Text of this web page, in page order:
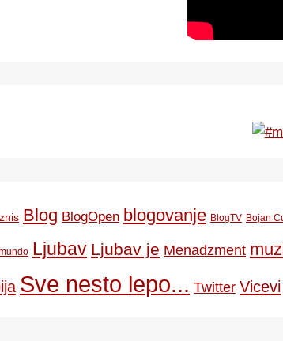
Blog BlogOpen blogovanje BlogTV Bojan
Ljubav Ljubav je Menadzment
Sve nesto lepo... Twitter Vicevi